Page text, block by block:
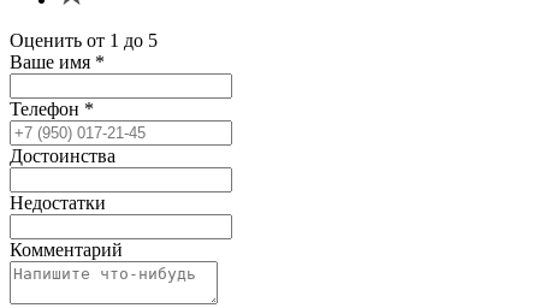
Оценить от 1 до 5
Ваше имя *
Телефон *
Достоинства
Недостатки
Комментарий